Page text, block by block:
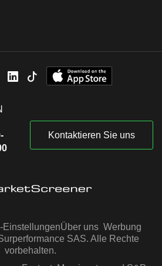
Kontaktieren Sie uns
EinstellungenÜber uns Werbung
SAS. Alle Rechte
vorbehalten.